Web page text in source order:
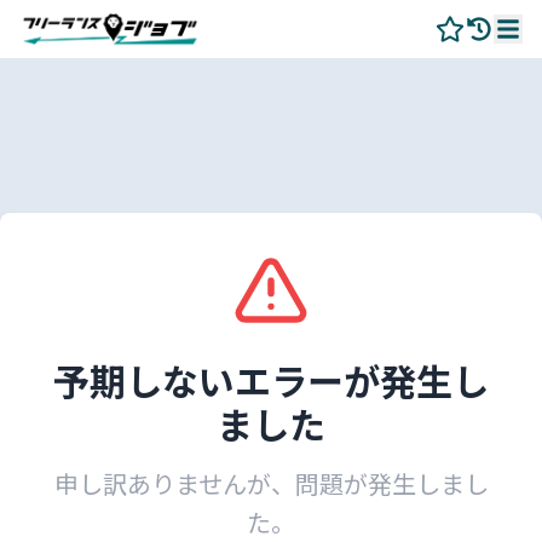
予期しないエラーが発生し
ました
申し訳ありませんが、問題が発生しまし
た。